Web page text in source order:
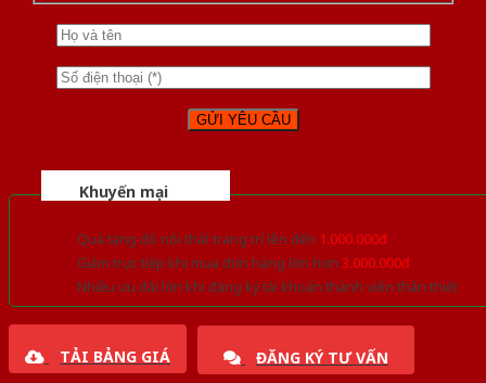
Khuyến mại
Quà tặng đồ nội thất trang trí lên đến 1.000.000đ
Giảm trực tiếp khi mua đơn hàng lớn hơn 3.000.000đ
Nhiều ưu đãi lớn khi đăng ký tài khoản thành viên thân thiết
TẢI BẢNG GIÁ ĐĂNG KÝ TƯ VẤN